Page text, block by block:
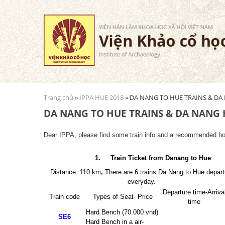
Bạn đang ở đây
Trang chủ » IPPA HUE 2018» DA NANG TO HUE TRAINS &
DA NANG TO HUE TRAINS & DA NANG
Dear IPPA, please find some train info and a recommended
1.
Train Ticket from Danang to Hue
Distance: 110 km, There are 6 trains Da Nang to Hue
everyday.
Train code
Types of Seat- Price
Departure time-Arrival
time
SE6
Hard Bench (70.000 vnd)
Hard Bench in a air-